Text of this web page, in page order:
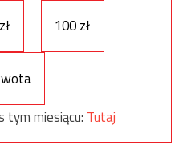
100 zł
tym miesiącu: Tutaj